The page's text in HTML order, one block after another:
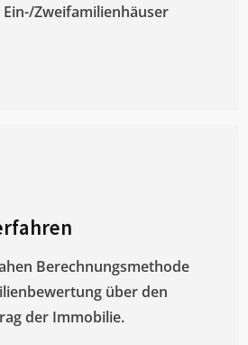
Zweifamilienhäuser
Berechnungsmethode
über den
der Immobilie.